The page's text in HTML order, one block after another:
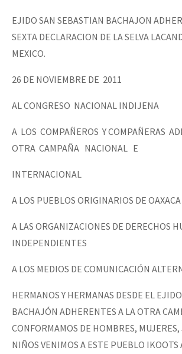
EZLN
La Sexta
AutonomÍa y Resistencia
Presos
Video
Otras secciones
Semillero Guerra contra la Humanidad.
Dia 1: Encontro “Guerra contra a Humanidade”
“Sonhando a Terra do Bem Virá” se publica
Se o México sabe, que o mundo saiba!
[25 abr – CDMX] Tokín por el CNI: 30 años
EJIDO SAN SEBASTIAN BACHAJON
SEXTA DECLARACION DE LA SELVA
MEXICO.
26 DE NOVIEMBRE DE 2011
AL CONGRESO NACIONAL INDIJENA
A LOS COMPAÑEROS Y COMPAÑERAS
OTRA CAMPAÑA NACIONAL E
INTERNACIONAL
A LOS PUEBLOS ORIGINARIOS DE
A LAS ORGANIZACIONES DE DERECHOS
INDEPENDIENTES
A LOS MEDIOS DE COMUNICACIÓN
HERMANOS Y HERMANAS DESDE EL
BACHAJÓN ADHERENTES A LA OTRA
CONFORMAMOS DE HOMBRES, MUJERES,
NIÑOS VENIMOS A ESTE PUEBLO IKOOTS